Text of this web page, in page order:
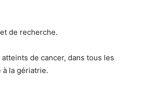
de recherche.
de cancer, dans tous les
à la gériatrie.